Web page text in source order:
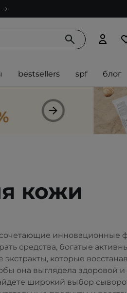
bestsellers spf блог
кожи
сочетающие инновационные
средства, богатые
которые
она выглядела здоровой
широкий выбор